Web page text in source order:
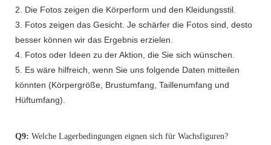
2. Die Fotos zeigen die Körperform und den Kleidungsstil.
3. Fotos zeigen das Gesicht. Je schärfer die Fotos sind, desto
besser können wir das Ergebnis erzielen.
4. Fotos oder Ideen zu der Aktion, die Sie sich wünschen.
5. Es wäre hilfreich, wenn Sie uns folgende Daten mitteilen
könnten (Körpergröße, Brustumfang, Taillenumfang und
Hüftumfang).
Q9: Welche Lagerbedingungen eignen sich für Wachsfiguren?